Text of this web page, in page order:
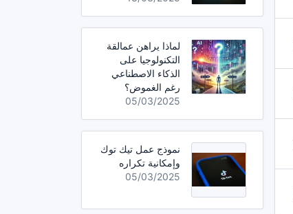
لماذا يراهن عمالقة
التكنولوجيا على
الذكاء الاصطناعي
رغم الغموض؟
05/03/2025
نموذج عمل تيك توك
وإمكانية تكراره
05/03/2025